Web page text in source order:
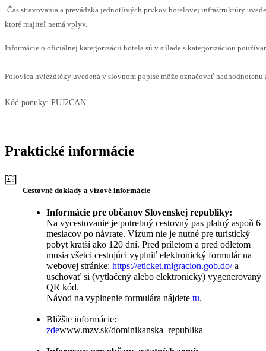
Čas stravovania a prevádzka jednotlivých prvkov hotelovej infraštruktúry
ktoré majiteľ nemá vplyv.
Informácie o oficiálnej kategorizácii hotela sú v súlade s kategorizáciou
Polovica hviezdičky uvedená v slovnom popise môže označovať
Kód ponuky: PUJ2CAN
Praktické informácie
Cestovné doklady a vízové informácie
Informácie pre občanov Slovenskej republiky:
Na vycestovanie je potrebný cestovný pas platný aspoň 6
mesiacov po návrate. Vízum nie je nutné pre turistický
pobyt kratší ako 120 dní. Pred príletom a pred odletom
musia všetci cestujúci vyplniť elektronický formulár na
webovej stránke: https://eticket.migracion.gob.do/a
uschovať si (vytlačený alebo elektronicky) vygenerovaný
QR kód.
Návod na vyplnenie formulára nájdete tu.
Bližšie informácie:
zdewww.mzv.sk/dominikanska_republika